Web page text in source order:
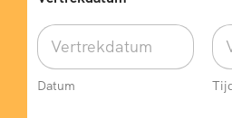
Datum